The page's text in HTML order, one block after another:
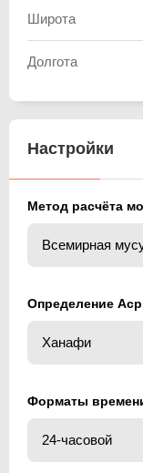
Широта
Долгота
Настройки
Метод расчёта
Определение
Форматы